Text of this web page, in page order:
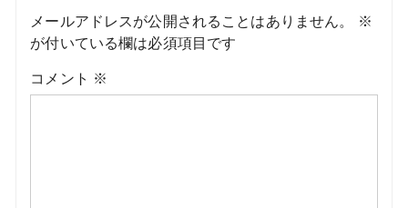
メールアドレスが公開されることはありません。
※
が付いている欄は必須項目です
コメント ※